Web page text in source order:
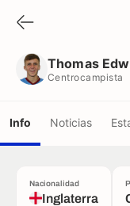
Thomas
Centrocampista
Info Noticias
Nacionalidad
Inglaterra